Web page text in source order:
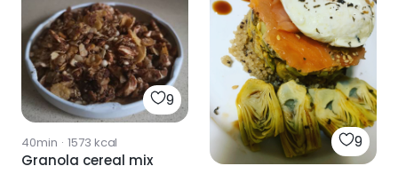
9
40min · 1573 kcal
Granola cereal mix
9